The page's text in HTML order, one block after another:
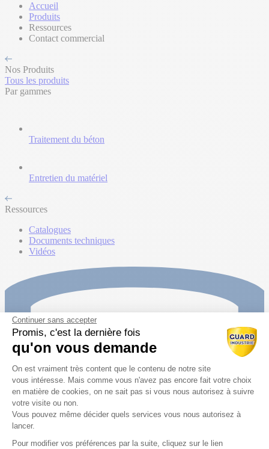
Accueil
Produits
Ressources
Contact commercial
Nos Produits
Tous les produits
Par gammes
Traitement du béton
Entretien du matériel
Ressources
Catalogues
Documents techniques
Vidéos
Continuer sans accepter
Promis, c'est la dernière fois
qu'on vous demande
Plateforme de Gestion du
On est vraiment très content que le contenu de notre site
vous intéresse. Mais comme vous n'avez pas encore fait votre choix
en matière de cookies, on ne sait pas si vous nous autorisez à suivre
votre visite ou non.
Vous pouvez même décider quels services vous nous autorisez à
lancer.
Pour modifier vos préférences par la suite, cliquez sur le lien